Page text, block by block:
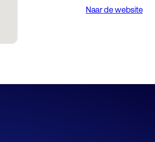
Naar de website